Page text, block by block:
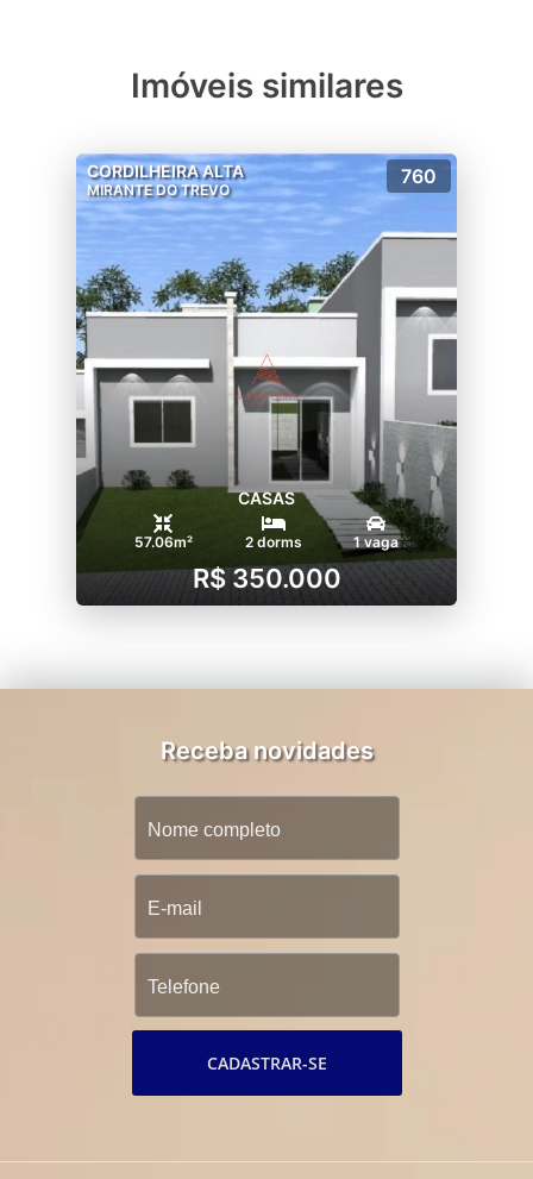
Imóveis similares
CORDILHEIRA ALTA
MIRANTE DO TREVO
760
CASAS
57.06m² 2 dorms 1 vaga
R$ 350.000
Receba novidades
CADASTRAR-SE